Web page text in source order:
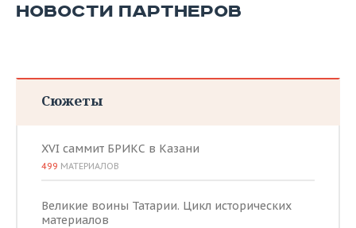
НОВОСТИ ПАРТНЕРОВ
Сюжеты
XVI саммит БРИКС в Казани
499 МАТЕРИАЛОВ
Великие воины Татарии. Цикл исторических
материалов